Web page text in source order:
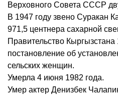
Верховного Совета СССР
В 1947 году звено Суракан
971,5 центнера сахарной
Правительство
постановление об
сельских женщин.
Умерла 4 июня 1982 года.
Умер актер Денизбек